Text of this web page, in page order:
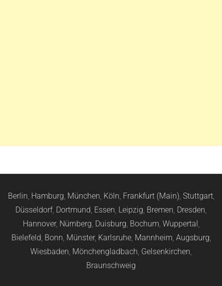
Berlin, Hamburg, München, Köln, Frankfurt (Main), Stuttgart,
Düsseldorf, Dortmund, Essen, Leipzig, Bremen, Dresden,
Hannover, Nürnberg, Duisburg, Bochum, Wuppertal,
Bielefeld, Bonn, Münster, Karlsruhe, Mannheim, Augsburg,
Wiesbaden, Mönchengladbach, Gelsenkirchen,
Braunschweig